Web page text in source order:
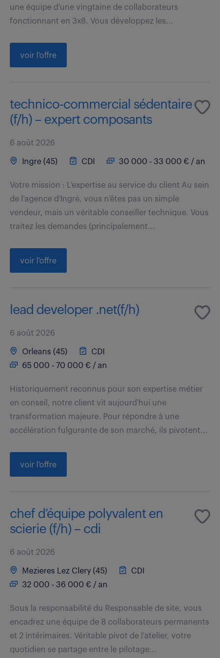
une équipe d'une vingtaine de collaborateurs
fonctionnant en 3x8. Vous développez les...
voir l'offre
technico-commercial sédentaire
(f/h) – expert composants
6 août 2026
Ingre (45) CDI 30 000 - 33 000 € / an
Votre mission : L'expertise au service du client Au sein
de l'agence d'Ingré, vous n'êtes pas un simple
vendeur, mais un véritable conseiller technique. Vous
traitez les demandes (principalement...
voir l'offre
lead developer .net(f/h)
6 août 2026
Orleans (45)
CDI
65 000 - 70 000 € / an
Historiquement reconnus pour son expertise métier
en conseil, notre client vit aujourd'hui une
transformation majeure. Pour répondre à une
accélération fulgurante de son marché, ils pivotent...
voir l'offre
chef d’équipe polyvalent en
scierie (f/h) – cdi
6 août 2026
Mezieres Lez Clery (45)
CDI
32 000 - 36 000 € / an
Sous la responsabilité du Responsable de site, vous
encadrez une équipe de 8 collaborateurs permanents
et 2 intérimaires. Véritable pivot de l'atelier, votre
quotidien se partage entre le pilotage...